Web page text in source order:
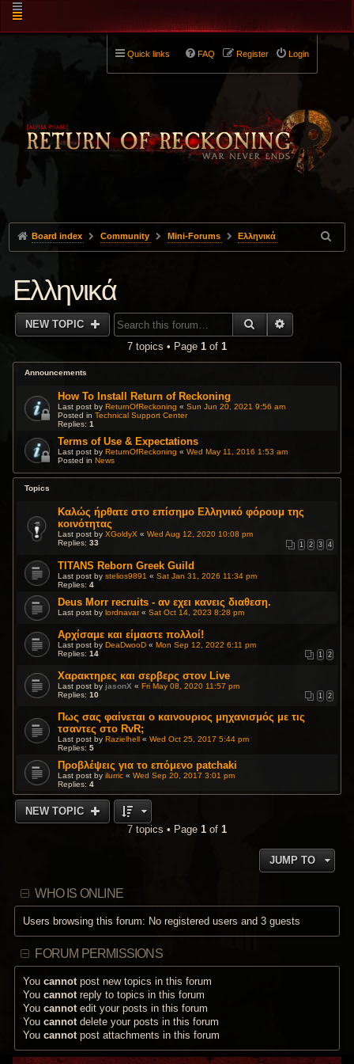
Quick links Login
Register
FAQ
Board index Community Mini-Forums Ελληνικά
Ελληνικά
NEW TOPIC SEARCH
7 topics • Page 1 of 1
Announcements
How To Install Return of Reckoning
Last post byReturnOfReckoning «Sun Jun 20, 2021 9:56 am
Posted inTechnical Support Center
Replies:1
Terms of Use & Expectations
Last post byReturnOfReckoning «Wed May 11, 2016 1:53 am
Posted inNews
Topics
Καλώς ήρθατε στο επίσημο Ελληνικό φόρουμ της
κοινότητας
Last post byXGoldyX «Wed Aug 12, 2020 10:08 pm
Replies:33 1 2 3 4
TITANS Reborn Greek Guild
Last post bystelios9891 «Sat Jan 31, 2026 11:34 pm
Replies:4
Deus Morr recruits - αν εχει κανεις διαθεση.
Last post bylordnavar«Sat Oct 14, 2023 8:28 pm
Αρχίσαμε και είμαστε πολλοί!
Last post byDeaDwooD «Mon Sep 12, 2022 6:11 pm
Replies:14 1 2
Χαρακτηρες και σερβερς στον Live
Last post byjasonX «Fri May 08, 2020 11:57 pm
Replies:10 1 2
Πως σας φαίνεται ο καινουριος μηχανισμός με τις
τσαντες στο RvR;
Last post byRazielhell «Wed Oct 25, 2017 5:44 pm
Replies:5
Προβλέψεις για το επόμενο patchaki
Last post byilurric «Wed Sep 20, 2017 3:01 pm
Replies:4
NEW TOPIC
7 topics • Page 1 of 1
JUMP TO
WHO IS ONLINE
Users browsing this forum: No registered users and 3 guests
FORUM PERMISSIONS
Youcannotpost new topics in this forum
Youcannotreply to topics in this forum
Youcannotedit your posts in this forum
Youcannotdelete your posts in this forum
Youcannotpost attachments in this forum